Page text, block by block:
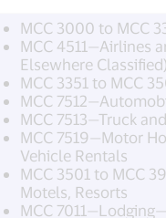
MCC 3000 to MCC
MCC 4511—Airlines
Elsewhere
MCC 3351 to MCC
MCC
MCC 7513—Truck
MCC 7519—Motor
Vehicle Rentals
MCC 3501 to MCC
Motels, Resorts
MCC